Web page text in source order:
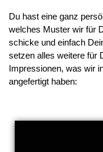
Du hast eine ganz
welches Muster wir für
schicke und einfach
setzen alles weitere für
Impressionen, was wir
angefertigt haben: